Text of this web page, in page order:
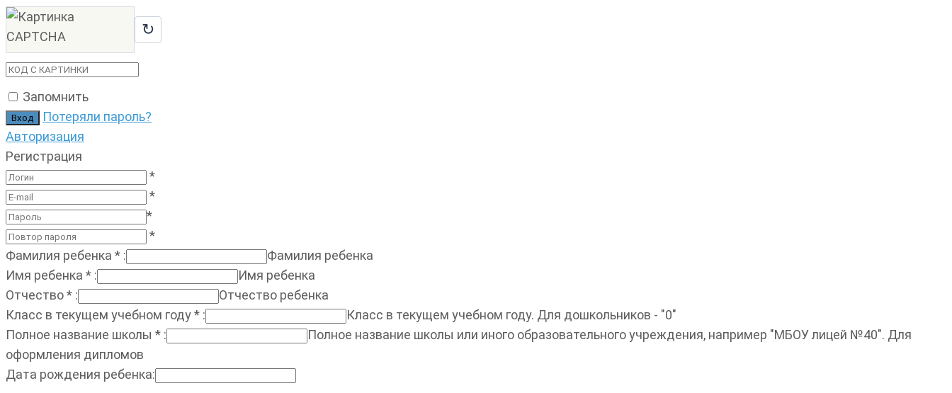
↻
Запомнить
Потеряли пароль?
Авторизация
Регистрация
*
*
*
*
Фамилия ребенка * :
Фамилия ребенка
Имя ребенка * :
Имя ребенка
Отчество* :
Отчество ребенка
Класс в текущем учебном году* :
Класс в текущем учебном году. Для дошкольников - "0"
Полное название школы * :
Полное название школы или иного образовательного учреждения, например "МБОУ лицей №40". Для
оформления дипломов
Дата рождения ребенка: